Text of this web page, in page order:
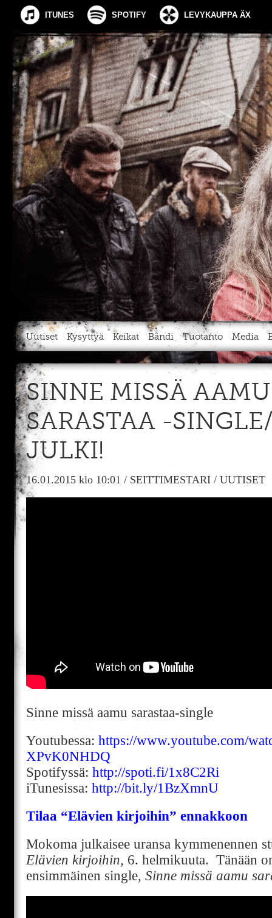
ITUNES SPOTIFY LEVYKAUPPA ÄX
Uutiset Kysyttyä Keikat Bändi Tuotanto Media
SINNE MISSÄ AAMU
SARASTAA -
JULKI!
16.01.2015 klo 10:01 / SEITTIMESTARI / UUTISET
Sinne missä aamu sarastaa-single
Youtubessa: https://www.youtube.com/
XPvK0NHDQ
Spotifyssä: http://spoti.fi/1x8C2Ri
iTunesissa: http://bit.ly/1BzXmnU
Tilaa “Elävien kirjoihin” ennakkoon
Mokoma julkaisee uransa kymmenennen
Elävien kirjoihin, 6. helmikuuta. Tänään
ensimmäinen single, Sinne missä aamu